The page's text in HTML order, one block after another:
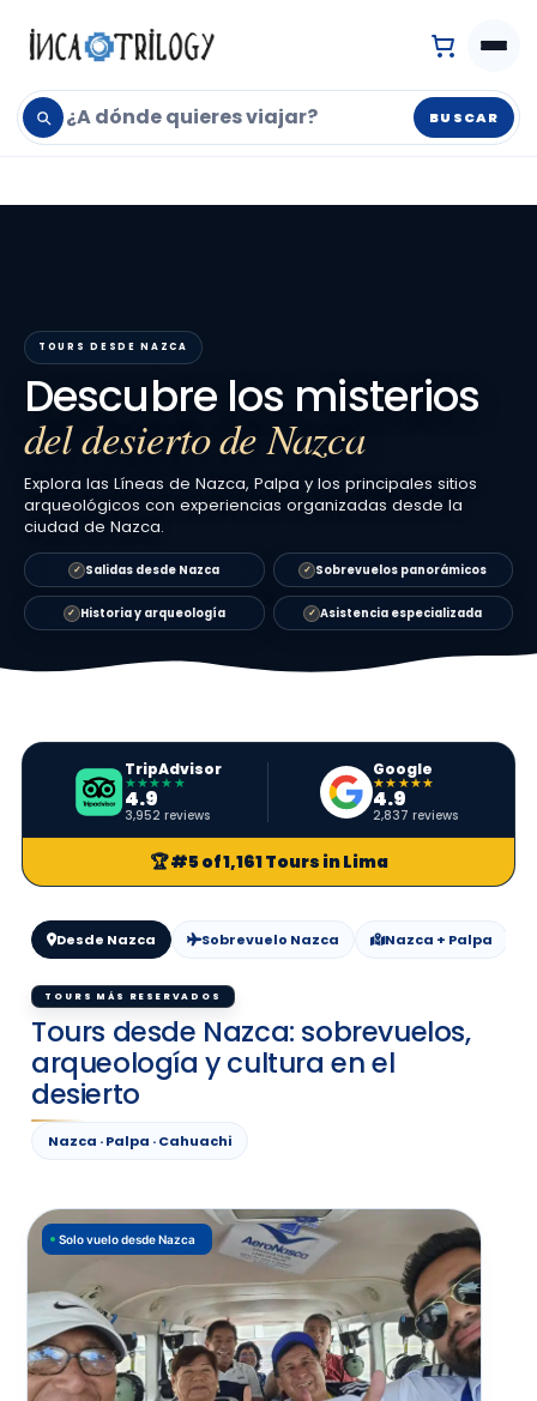
BUSCAR
TOURS DESDE NAZCA
Descubre los misterios
del desierto de Nazca
Explora las Líneas de Nazca, Palpa y los principales sitios
arqueológicos con experiencias organizadas desde la
ciudad de Nazca.
✓ Salidas desde Nazca ✓ Sobrevuelos panorámicos
✓ Historia y arqueología ✓ Asistencia especializada
TripAdvisor
★★★★★
4.9
3,952 reviews
Google
★★★★★
4.9
2,837 reviews
🏆 #5 of 1,161 Tours in Lima
Desde Nazca Sobrevuelo Nazca Nazca + Palpa
TOURS MÁS RESERVADOS
Tours desde Nazca: sobrevuelos,
arqueología y cultura en el
desierto
Nazca · Palpa · Cahuachi
Solo vuelo desde Nazca